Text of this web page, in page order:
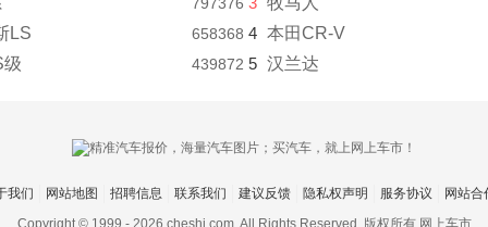
LS 658368
级 439872
4 本田CR-V
5 汉兰达
我们 网站地图 招聘信息 联系我们 建议反馈 隐私权声明 服务协议
网站合
Copyright © 1999 - 2026 cheshi.com. All Rights Reserved. 版权所有 网上车市